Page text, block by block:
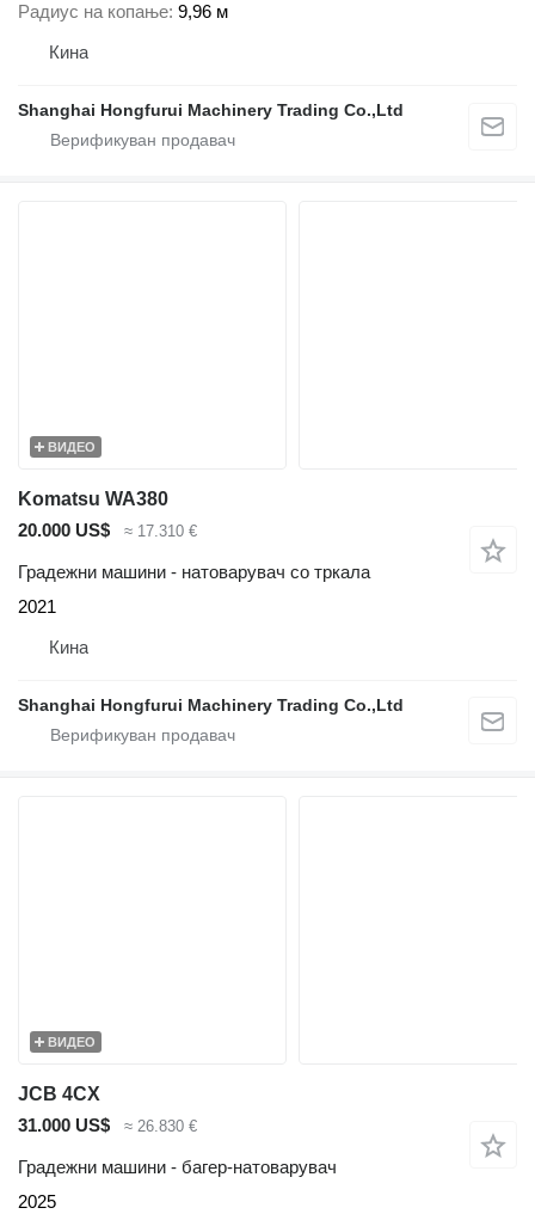
Радиус на копање 9,96 м
Кина
Shanghai Hongfurui Machinery Trading Co.,Ltd
ВИДЕО
Komatsu WA380
20.000 US$
≈ 17.310 €
Градежни машини - натоварувач со тркала
2021
Кина
Shanghai Hongfurui Machinery Trading Co.,Ltd
ВИДЕО
JCB 4CX
31.000 US$
≈ 26.830 €
Градежни машини - багер-натоварувач
2025